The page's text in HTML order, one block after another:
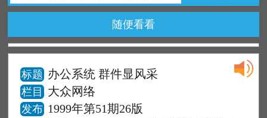
随便看看
标题 办公系统 群件显风采
栏目 大众网络
发布 1999年第51期26版